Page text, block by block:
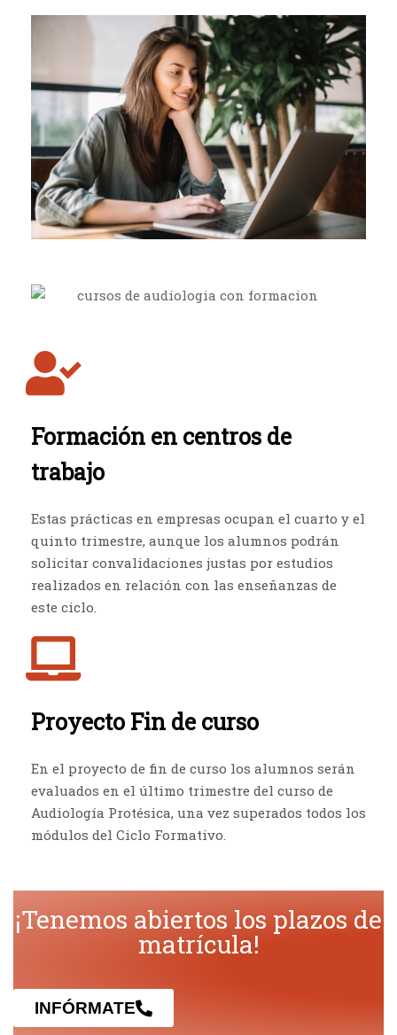
Formación en centros de
trabajo
Estas prácticas en empresas ocupan el cuarto y el
quinto trimestre, aunque los alumnos podrán
solicitar convalidaciones justas por estudios
realizados en relación con las enseñanzas de
este ciclo.
Proyecto Fin de curso
En el proyecto de fin de curso los alumnos serán
evaluados en el último trimestre del curso de
Audiología Protésica, una vez superados todos los
módulos del Ciclo Formativo.
¡Tenemos abiertos los plazos de
matrícula!
INFÓRMATE